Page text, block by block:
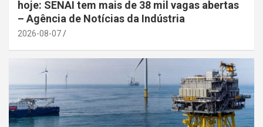
hoje: SENAI tem mais de 38 mil vagas abertas
– Agência de Notícias da Indústria
2026-08-07